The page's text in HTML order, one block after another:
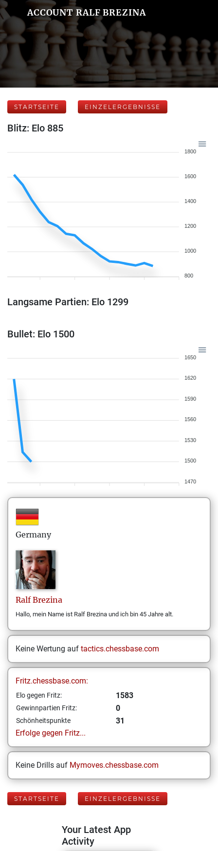
ACCOUNT RALF BREZINA
STARTSEITE EINZELERGEBNISSE
Blitz: Elo 885
1800
1600
1400
1200
1000
800
Langsame Partien: Elo 1299
Bullet: Elo 1500
1650
1620
1590
1560
1530
1500
1470
Germany
Ralf Brezina
Hallo, mein Name ist Ralf Brezina und ich bin 45 Jahre alt.
Keine Wertung auf tactics.chessbase.com
Fritz.chessbase.com:
Elo gegen Fritz: 1583
Gewinnpartien Fritz: 0
Schönheitspunkte
31
Erfolge gegen Fritz...
Keine Drills auf Mymoves.chessbase.com
STARTSEITE EINZELERGEBNISSE
Your Latest App
Activity